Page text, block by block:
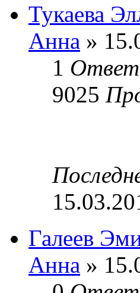
Тукаева
Анна »
1
9025
Галеев
Анна »